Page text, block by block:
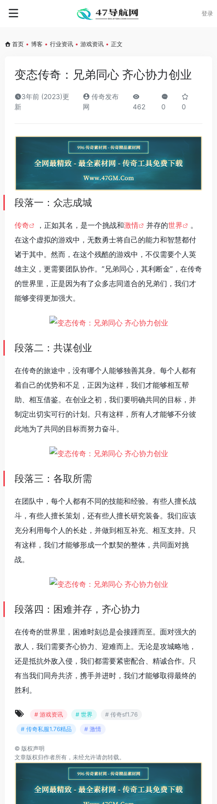
登录
首页 • 博客 • 行业资讯 • 游戏资讯 • 正文
变态传奇：兄弟同心 齐心协力创业
3年前 (2023)更
新
传奇发布
网
462 0 0
段落一：众志成城
传奇 ，正如其名，是一个挑战和激情 并存的世界
。
在这个虚拟的游戏中，无数勇士将自己的能力和智慧都付
诸于其中。然而，在这个残酷的游戏中，不仅需要个人英
雄主义，更需要团队协作。”兄弟同心，其利断金”，在传奇
的世界里，正是因为有了众多志同道合的兄弟们，我们才
能够变得更加强大。
段落二：共谋创业
在传奇的旅途中，没有哪个人能够独善其身。每个人都有
着自己的优势和不足，正因为这样，我们才能够相互帮
助、相互借鉴。在创业之初，我们要明确共同的目标，并
制定出切实可行的计划。只有这样，所有人才能够不分彼
此地为了共同的目标而努力奋斗。
段落三：各取所需
在团队中，每个人都有不同的技能和经验。有些人擅长战
斗，有些人擅长策划，还有些人擅长研究装备。我们应该
充分利用每个人的长处，并做到相互补充、相互支持。只
有这样，我们才能够形成一个默契的整体，共同面对挑
战。
段落四：困难并存，齐心协力
在传奇的世界里，困难时刻总是会接踵而至。面对强大的
敌人，我们需要齐心协力、迎难而上。无论是攻城略地，
还是抵抗外敌入侵，我们都需要紧密配合、精诚合作。只
有当我们同舟共济，携手并进时，我们才能够取得最终的
胜利。
# 游戏资讯 # 世界
# 传奇sf1.76
# 传奇私服1.76精品
# 激情
© 版权声明
文章版权归作者所有，未经允许请勿转载。